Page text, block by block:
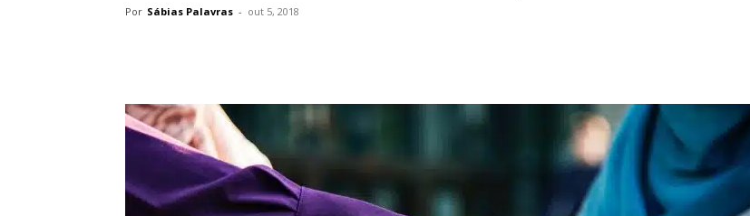
Por Sábias Palavras - out 5, 2018